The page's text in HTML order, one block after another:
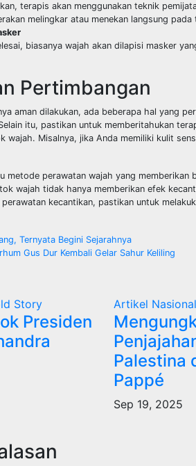
terapis akan menggunakan teknik
melingkar atau menekan langsung
biasanya wajah akan dilapisi masker
Pertimbangan
aman dilakukan, ada beberapa hal yang
itu, pastikan untuk memberitahukan
wajah. Misalnya, jika Anda memiliki kulit
metode perawatan wajah yang
wajah tidak hanya memberikan efek
kecantikan, pastikan untuk
Ternyata Begini Sejarahnya
Gus Dur Kembali Gelar Sahur Keliling
Story
Presiden
Artikel Nasional
Palestina
Pappé
Sep 19, 2025